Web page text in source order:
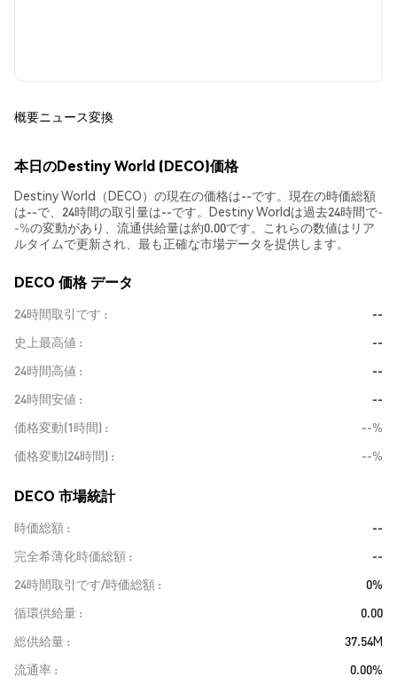
概要ニュース変換
本日のDestiny World (DECO)価格
Destiny World（DECO）の現在の価格は--です。現在の時価総額
は--で、24時間の取引量は--です。Destiny Worldは過去24時間で-
-%の変動があり、流通供給量は約0.00です。これらの数値はリア
ルタイムで更新され、最も正確な市場データを提供します。
DECO 価格 データ
24時間取引です
--
史上最高値
--
24時間高値
--
24時間安値
--
価格変動(1時間)
--%
価格変動(24時間)
--%
DECO 市場統計
時価総額
--
完全希薄化時価総額
--
24時間取引です/時価総額
0%
循環供給量
0.00
総供給量
37.54M
流通率
0.00%